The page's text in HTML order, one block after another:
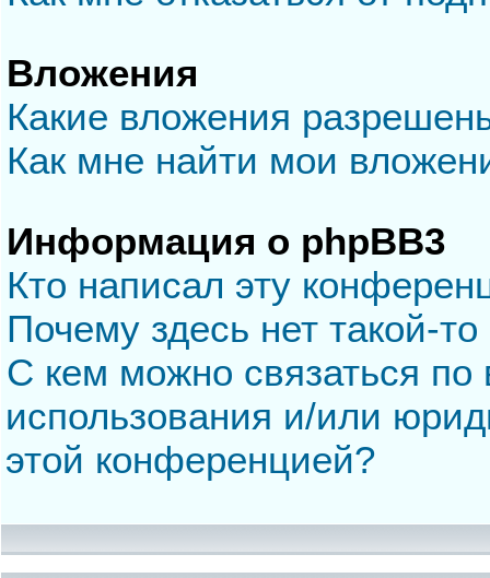
Вложения
Какие вложения
Как мне найти мои
Информация о phpBB3
Кто написал эту
Почему здесь нет такой-
С кем можно связаться по
использования и/или
этой конференцией?